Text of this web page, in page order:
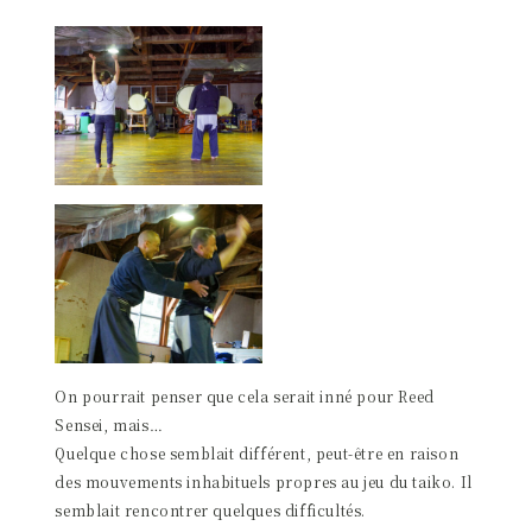
On pourrait penser que cela serait inné pour Reed
Sensei, mais…
Quelque chose semblait différent, peut-être en raison
des mouvements inhabituels propres au jeu du taiko. Il
semblait rencontrer quelques difficultés.